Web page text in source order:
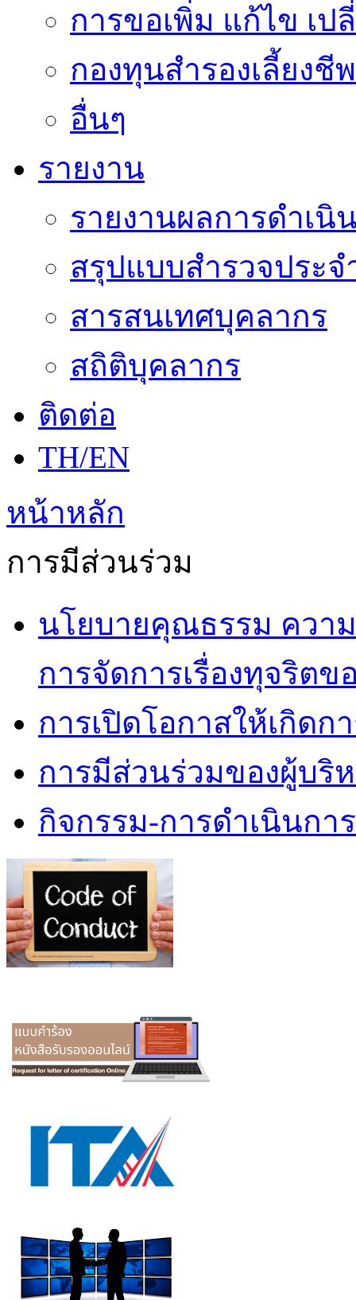
การขอเพิ่ม แก้ไข เ
กองทุนสำรองเลี้ยงชีพ
อื่นๆ
รายงาน
รายงานผลการดำเนิ
สรุปแบบสำรวจประจ
สารสนเทศบุคลากร
สถิติบุคลากร
ติดต่อ
TH/EN
หน้าหลัก
การมีส่วนร่วม
นโยบายคุณธรรม ควา
การจัดการเรื่องทุจริตข
การเปิดโอกาสให้เกิดก
การมีส่วนร่วมของผู้บริ
กิจกรรม-การดำเนินก